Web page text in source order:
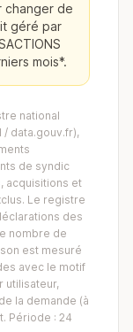
changer de
géré par
mois*.
national
data.gouv.fr),
de syndic
acquisitions et
Le registre
des
nombre de
est mesuré
avec le motif
utilisateur,
la demande (à
Période : 24